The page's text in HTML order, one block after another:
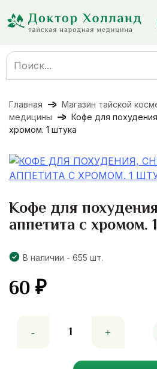
содержанию
Search
for:
Главная
Магазин тайской
медицины
Кофе для
хромом. 1 штука
Кофе для
аппетита с хромом.
В наличии - 655 шт.
60₽
товара